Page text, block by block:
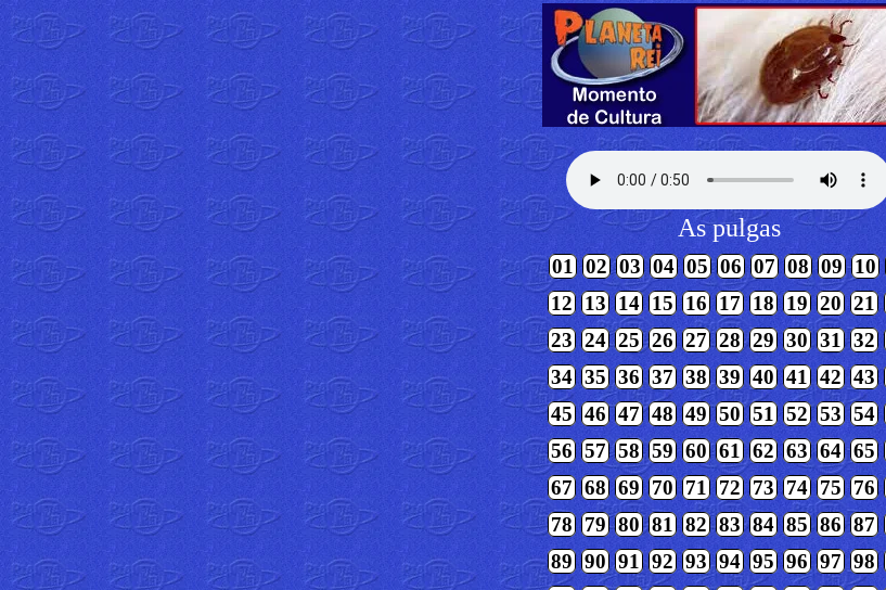
As pulgas
01 02 03 04 05 06 07 08 09 10
12
13 14 15 16 17 18 19 20 21
23 24 25 26 27 28 29 30 31 32
34 35 36 37 38 39 40 41 42 43
45 46 47 48 49 50 51 52 53 54
56 57 58 59 60 61 62 63 64 65
67 68 69 70 71 72 73 74 75 76
78
79 80 81 82 83 84 85 86 87
89 90 91 92 93 94 95 96 97 98